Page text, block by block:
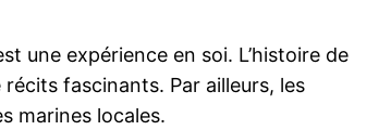
une expérience en soi. L’histoire de
fascinants. Par ailleurs, les
marines locales.